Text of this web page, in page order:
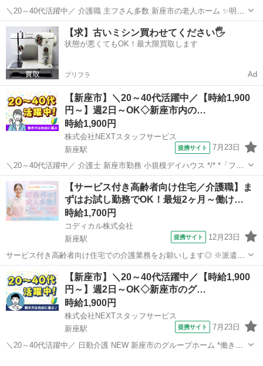
＼20～40代活躍中／ 介護職 主フさん多数 新座市の老人ホーム ✨明る
い雰囲気の職場で日勤のみ✨ ✅家庭やプライベートと両立しやすい環
境 ✅週2日～OK/曜日固定/残業なし 【業務内容】 ・ご利用者様の日常
生活サポー...
埼玉 新座市 新座駅
【求】古いミシン買わせてください🖐️
状態が悪くてもOK！最大限買取します
プリフラ Ad
【新座市】＼20～40代活躍中／【時給1,900
円～】週2日～OK◇新座市内の…
時給1,900円
株式会社NEXTスタッフサービス
新座駅
提携サイト 7月23日
＼20～40代活躍中／ 介護士 新座市勤務 小規模デイハウス */* *「フル
タイムは難しい…」という方必見!週2や時短も相談可能な日勤ワーク*
*＼* 利用者さんの生活のサポートをお願いします。 まずは名前を覚え
るこ...
埼玉 新座市 新座駅 介護
【サービス付き高齢者向け住宅／介護職】ま
ずはお試し勤務でOK！最短2ヶ月～働け…
時給1,700円
コディカル株式会社
新座駅
提携サイト 12月23日
サービス付き高齢者向け住宅での介護業務をお願いします◎ ※派遣先
によって業務内容の詳細は異なります。 【業務内容の一例】 ■食事介
助 ■入浴介助 ■排せつ介助 ■生活援助 ■レクリエーション ■介護記録作
成 等 「聞いて...
埼玉 新座市 新座駅
【新座市】＼20～40代活躍中／【時給1,900
円～】週2日～OK◇新座市のグ…
時給1,900円
株式会社NEXTスタッフサービス
新座駅
提携サイト 7月23日
＼20～40代活躍中／ 日勤介護 NEW 新座市のグループホーム *働きや